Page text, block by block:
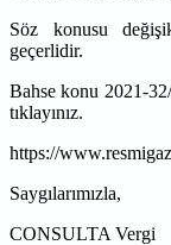
Söz konusu
geçerlidir.
Bahse konu 2021-
tıklayınız.
https://
Saygılarımızla,
CONSULTA Vergi